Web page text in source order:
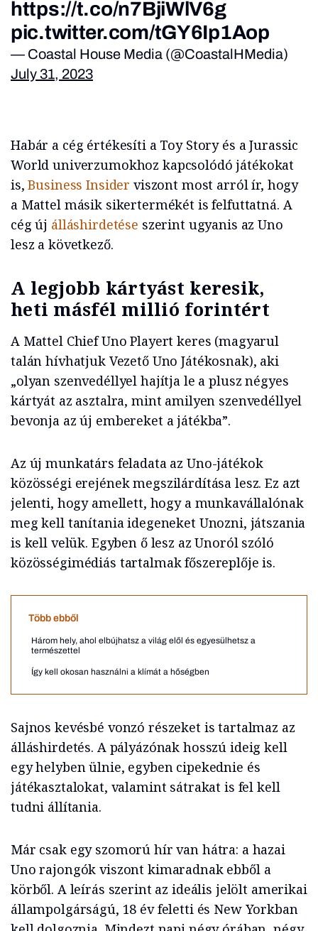
https://t.co/n7BjiWlV6g
pic.twitter.com/tGY6Ip1Aop
— Coastal House Media (@CoastalHMedia)
July 31, 2023
Habár a cég értékesíti a Toy Story és a Jurassic
World univerzumokhoz kapcsolódó játékokat
is,Business Insider viszont most arról ír, hogy
a Mattel másik sikertermékét is felfuttatná. A
cég új álláshirdetése szerint ugyanis az Uno
lesz a következő.
A legjobb kártyást keresik,
heti másfél millió forintért
A Mattel Chief Uno Playert keres (magyarul
talán hívhatjuk Vezető Uno Játékosnak), aki
„olyan szenvedéllyel hajítja le a plusz négyes
kártyát az asztalra, mint amilyen szenvedéllyel
bevonja az új embereket a játékba”.
Az új munkatárs feladata az Uno-játékok
közösségi erejének megszilárdítása lesz. Ez azt
jelenti, hogy amellett, hogy a munkavállalónak
meg kell tanítania idegeneket Unozni, játszania
is kell velük. Egyben ő lesz az Unoról szóló
közösségimédiás tartalmak főszereplője is.
Több ebből
Három hely, ahol elbújhatsz a világ elől és egyesülhetsz a
természettel
Így kell okosan használni a klímát a hőségben
Sajnos kevésbé vonzó részeket is tartalmaz az
álláshirdetés. A pályázónak hosszú ideig kell
egy helyben ülnie, egyben cipekednie és
játékasztalokat, valamint sátrakat is fel kell
tudni állítania.
Már csak egy szomorú hír van hátra: a hazai
Uno rajongók viszont kimaradnak ebből a
körből. A leírás szerint az ideális jelölt amerikai
állampolgárságú, 18 év feletti és New Yorkban